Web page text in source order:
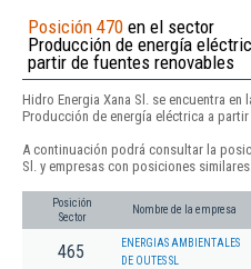
Posición 470 en el sector
Producción de energía
partir de fuentes renovables
Hidro Energia Xana Sl. se encuentra
Producción de energía eléctrica a
A continuación podrá consultar la
Sl. y empresas con posiciones
Posición
Sector
Nombre de la empresa
465
ENERGIAS AMBIENTALES
DE OUTES SL